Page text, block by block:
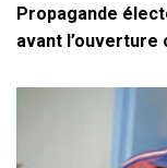
Propagande
avant l’ouverture